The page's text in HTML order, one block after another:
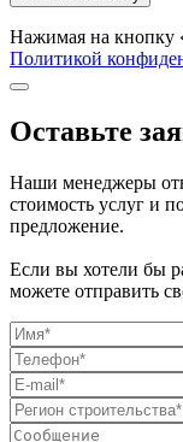
Нажимая на кнопку
Политикой
Оставьте
Наши менеджеры
стоимость услуг и
предложение.
Если вы хотели бы
можете отправить